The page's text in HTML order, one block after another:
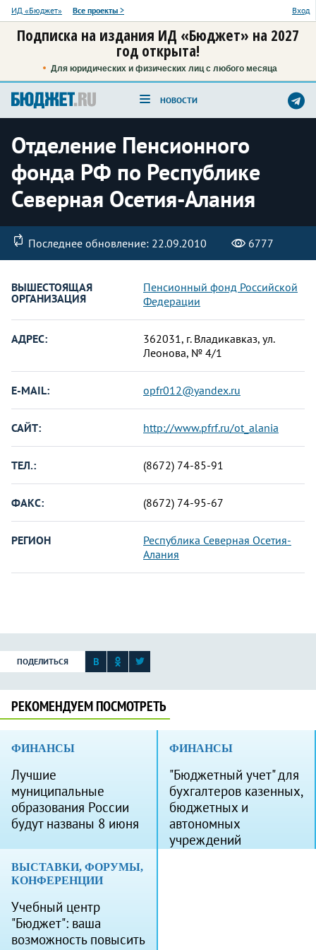
ИД «Бюджет» Все проекты > Вход
Подписка на издания ИД «Бюджет» на 2027
год открыта!
Для юридических и физических лиц с любого месяца
НОВОСТИ
Отделение Пенсионного
фонда РФ по Республике
Северная Осетия-Алания
Последнее обновление: 22.09.2010 6777
ВЫШЕСТОЯЩАЯ
ОРГАНИЗАЦИЯ
Пенсионный фонд Российской
Федерации
АДРЕС:
362031, г. Владикавказ, ул.
Леонова, № 4/1
E-MAIL: opfr012@yandex.ru
САЙТ: http://www.pfrf.ru/ot_alania
ТЕЛ.: (8672) 74-85-91
ФАКС: (8672) 74-95-67
РЕГИОН
Республика Северная Осетия-
Алания
ПОДЕЛИТЬСЯ
РЕКОМЕНДУЕМ ПОСМОТРЕТЬ
ФИНАНСЫ
Лучшие
муниципальные
образования России
будут названы 8 июня
ФИНАНСЫ
"Бюджетный учет" для
бухгалтеров казенных,
бюджетных и
автономных
учреждений
ВЫСТАВКИ, ФОРУМЫ,
КОНФЕРЕНЦИИ
Учебный центр
"Бюджет": ваша
возможность повысить